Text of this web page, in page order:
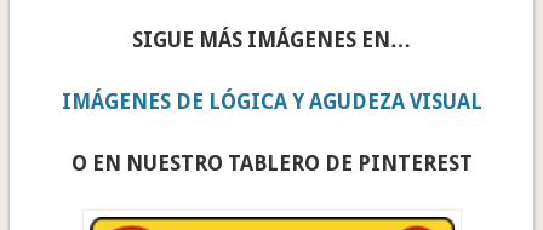
SIGUE MÁS IMÁGENES EN…
IMÁGENES DE LÓGICA Y AGUDEZA VISUAL
O EN NUESTRO TABLERO DE PINTEREST